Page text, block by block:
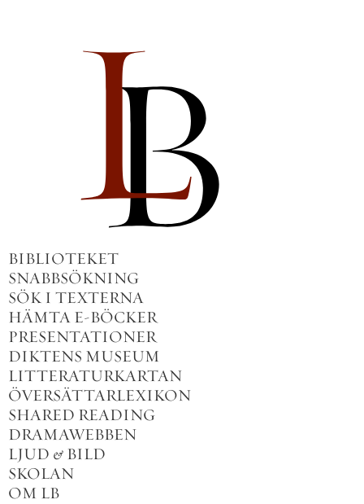
BIBLIOTEKET
SNABBSÖKNING
SÖK I TEXTERNA
HÄMTA E-BÖCKER
PRESENTATIONER
DIKTENS MUSEUM
LITTERATURKARTAN
ÖVERSÄTTARLEXIKON
SHARED READING
DRAMAWEBBEN
LJUD & BILD
SKOLAN
OM LB